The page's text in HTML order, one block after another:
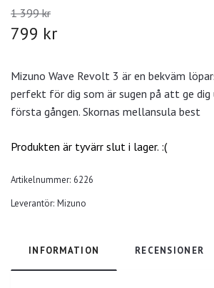
1 399 kr
799 kr
Mizuno Wave Revolt 3 är en bekväm
perfekt för dig som är sugen på att ge
första gången. Skornas mellansula best
Produkten är tyvärr slut i lager. :(
Artikelnummer: 6226
Leverantör: Mizuno
INFORMATION RECENSIONER